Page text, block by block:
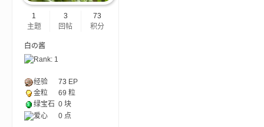
1
主题
3
回帖
73
积分
白の酱
经验 73 EP
金粒
69 粒
绿宝石 0 块
爱心
0 点